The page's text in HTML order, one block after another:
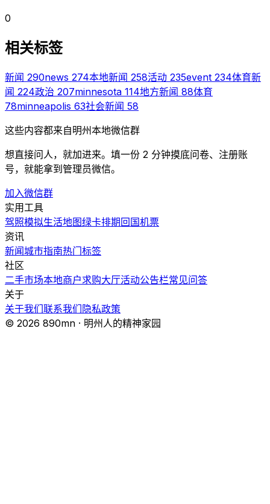
0
相关标签
新闻 290news 274本地新闻 258活动 235event 234体育新
闻 224政治 207minnesota 114地方新闻 88体育
78minneapolis 63社会新闻 58
这些内容都来自明州本地微信群
想直接问人，就加进来。填一份 2 分钟摸底问卷、注册账
号，就能拿到管理员微信。
加入微信群
实用工具
驾照模拟生活地图绿卡排期回国机票
资讯
新闻城市指南热门标签
社区
二手市场本地商户求购大厅活动公告栏常见问答
关于
关于我们联系我们隐私政策
© 2026 890mn · 明州人的精神家园